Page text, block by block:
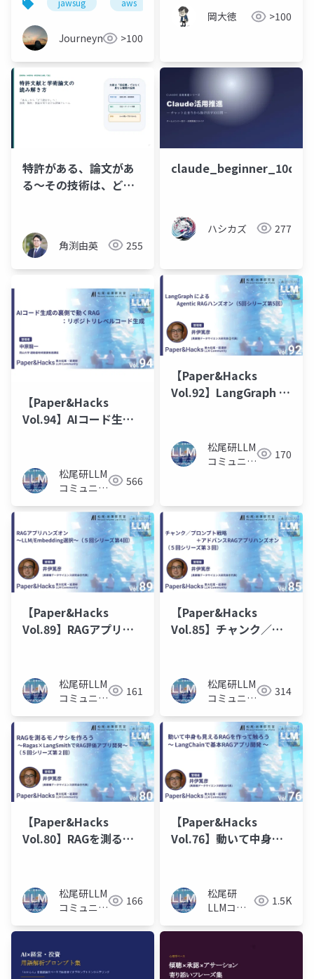
jawsug aws
Journeyman >100
の背景と実務対応
岡大徳 >100
特許がある、論文があ
る～その技術は、どこ
角渕由英 255
claude_beginner_10days
ハシカズ 277
【Paper&Hacks
Vol.94】AIコード生成
生成
松尾研LLM
コミュニテ
566
【Paper&Hacks
Vol.92】LangGraph に
松尾研LLM
コミュニテ
170
【Paper&Hacks
Vol.89】RAGアプリハ
～
松尾研LLM
コミュニテ
161
【Paper&Hacks
Vol.85】チャンク／プ
オン
松尾研LLM
コミュニテ
314
【Paper&Hacks
Vol.80】RAGを測るモ
でRAG評価アプリ開発
〜
松尾研LLM
コミュニテ
166
【Paper&Hacks
Vol.76】動いて中身も
基本RAGアプリ開発 〜
松尾研
LLMコミ
1.5K